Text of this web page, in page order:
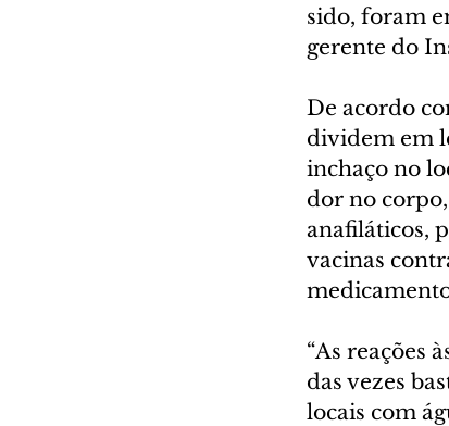
sido, foram
gerente do
De acordo
dividem em
inchaço no
dor no
anafiláticos,
vacinas
“As reações
das vezes
locais com